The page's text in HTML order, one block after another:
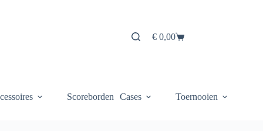
Winkelwagen
€0,00
Scoreborden Cases Toernooien